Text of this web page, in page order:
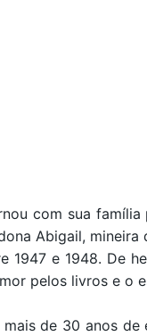
com sua família
Abigail, mineira
1947 e 1948. De
pelos livros e o
de 30 anos de